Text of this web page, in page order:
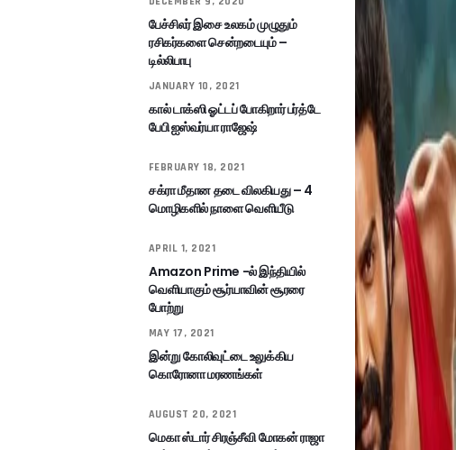
பேச்சிலர் இசை உலகம் முழுதும்
ரசிகர்களை சென்றடையும் –
டில்லிபாபு
JANUARY 10, 2021
கால் டாக்ஸி ஓட்டப் போகிறார் பர்த்டே
பேபி ஐஸ்வர்யா ராஜேஷ்
FEBRUARY 18, 2021
சக்ரா மீதான தடை விலகியது – 4
மொழிகளில் நாளை வெளியீடு
APRIL 1, 2021
Amazon Prime -ல் இந்தியில்
வெளியாகும் சூர்யாவின் சூரரை
போற்று
MAY 17, 2021
இன்று கோலிவுட்டை உலுக்கிய
கொரோனா மரணங்கள்
AUGUST 20, 2021
மெகா ஸ்டார் சிரஞ்சீவி மோகன் ராஜா